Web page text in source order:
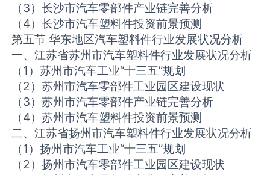
（3）长沙市汽车零部件产业链完善分析
（4）长沙市汽车塑料件投资前景预测
第五节 华东地区汽车塑料件行业发展状况分析
一、江苏省苏州市汽车塑料件行业发展状况分析
（1）苏州市汽车工业“十三五”规划
（2）苏州市汽车零部件工业园区建设现状
（3）苏州市汽车零部件产业链完善分析
（4）苏州市汽车塑料件投资前景预测
二、江苏省扬州市汽车塑料件行业发展状况分析
（1）扬州市汽车工业“十三五”规划
（2）扬州市汽车零部件工业园区建设现状